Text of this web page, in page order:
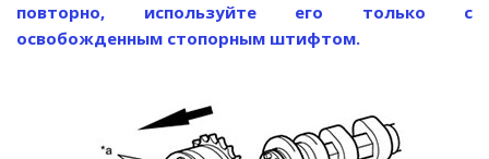
повторно, используйте его только с
освобожденным стопорным штифтом.